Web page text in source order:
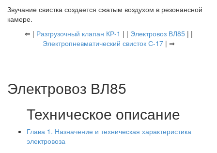
Звучание свистка создается сжатым воздухом в резонансной
камере.
⇐ | Разгрузочный клапан КР-1 | | Электровоз ВЛ85| |
Электропневматический свисток С-17| ⇒
Электровоз ВЛ85
Техническое описание
Глава 1. Назначение и техническая характеристика
электровоза